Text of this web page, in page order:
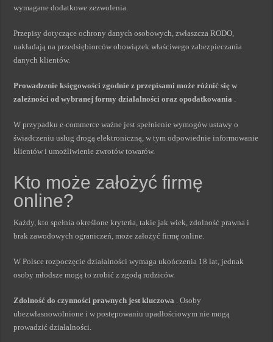
wymagane dodatkowe zezwolenia.
Przepisy dotyczące ochrony danych osobowych, zwłaszcza RODO,
nakładają na przedsiębiorców obowiązek właściwego zabezpieczania
danych klientów.
Prowadzenie księgowości zgodnie z przepisami może różnić się w
zależności od wybranej formy działalności oraz opodatkowania .
W przypadku e-commerce ważne jest spełnienie wymogów ustawy o
świadczeniu usług drogą elektroniczną, w tym odpowiednie informowanie
klientów i umożliwienie zwrotów towarów.
Kto może założyć firmę
online?
Każdy, kto spełnia określone kryteria, takie jak wiek, zdolność prawna i
brak zawodowych ograniczeń, może założyć firmę online.
W Polsce rozpoczęcie działalności wymaga ukończenia 18 lat, jednak
osoby młodsze mogą to zrobić z zgodą rodziców.
Zdolność do czynności prawnych jest kluczowa . Osoby
ubezwłasnowolnione i w postępowaniu upadłościowym nie mogą
prowadzić działalności.